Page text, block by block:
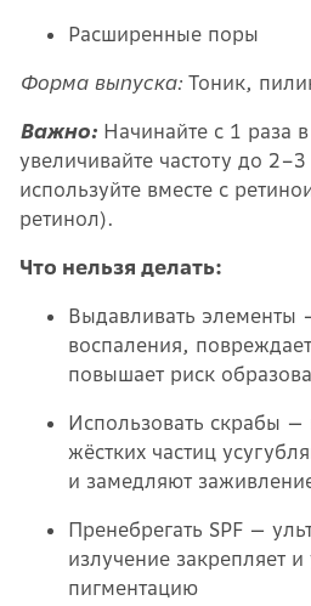
Расширенные поры
Форма выпуска: Тоник,
Важно: Начинайте с 1 раза
увеличивайте частоту до
используйте вместе с
ретинол).
Что нельзя делать:
Выдавливать элементы
воспаления,
повышает риск
Использовать скрабы
жёстких частиц
и замедляют
Пренебрегать SPF —
излучение закрепляет и
пигментацию